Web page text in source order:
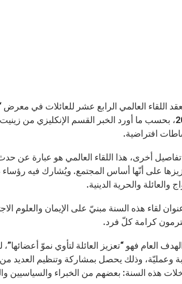
افتراضية.
أخرى، هذا اللقاء العالمي هو عبارة عن
على أنّها أساس المجتمع. ويُشارك فيه
والعائلة والحرية الدينية.
كرامة كلّ فرد.
العام فهو “تعزيز العائلة لتأوي نموّ
وعمليّة، وذلك يحصل بمشاركة وتنظيم العديد
هذه السنة: بعضهم من الخبراء والسياسيين